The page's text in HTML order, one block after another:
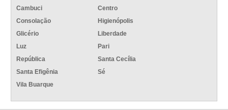
Cambuci
Centro
Consolação
Higienópolis
Glicério
Liberdade
Luz
Pari
República
Santa Cecília
Santa Efigênia
Sé
Vila Buarque